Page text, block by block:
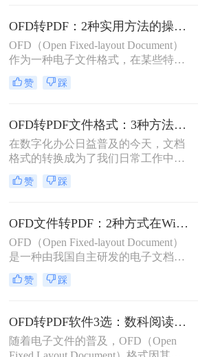
PDF格式，以便于跨平台共享和编
辑。那么OFD转PDF格式怎么弄呢？
本文将介绍两种实用的方法，帮助您
轻松完成OFD到PDF的转换。
OFD转PDF：2种实用方法的操作步骤和格式校验要点！
OFD（Open Fixed-layout Document）
作为一种电子文件格式，在某些特定
领域得到广泛应用。然而，由于兼容
性限制，OFD文件可能无法在所有设
换为PDF格式成为了一个常见的需
求。那么ofd怎么转换成pdf呢？本文
将介绍两种将OFD转换为PDF的方
法。
赞 踩
OFD转PDF文件格式：3种方法的转换速度和格式保留对比！
在数字化办公日益普及的今天，文档
格式的转换成为了我们日常工作中不
可或缺的一部分。其中，OFD（Open
Fixed-layout Document）和
为两种常见的电子文档格式，各自有
着独特的应用场景。然而，在某些情
况下，我们可能需要将OFD格式的文
件转换为PDF格式，以便更广泛地使
用和分享。那么ofd怎么转换pdf文件
格式呢？本文将详细介绍OFD转换为
步骤和注意事项。
赞 踩
OFD文件转PDF：2种方式在Windows和Mac上的操作差异！
OFD（Open Fixed-layout Document）
是一种由我国自主研发的电子文档格
式，主要用于电子发票、电子证照等
文件的存储和传输。然而，由于其兼
OFD文件转换成更为通用的PDF格
式。那么ofd文件怎样转换成pdf呢？
本文将介绍两种将OFD文件转换成
赞 踩
OFD转PDF软件3选：数科阅读器、在线工具和专业转换器各适合谁！
随着电子文件的普及，OFD（Open